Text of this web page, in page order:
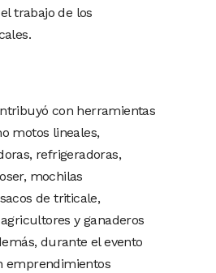
trabajo de los
con herramientas
motos lineales,
refrigeradoras,
mochilas
de triticale,
y ganaderos
durante el evento
emprendimientos